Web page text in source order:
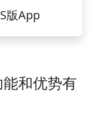
版App
和优势有